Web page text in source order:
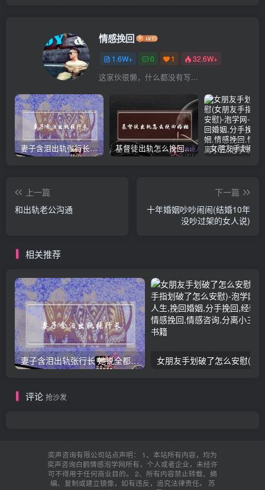
情感挽回
1.6W+ 0 1 32.6W+
这家伙很懒，什么都没有写...
妻子含泪出轨张行长 她说全都是因为家中 基督徒出轨怎么挽回婚姻(基督徒面对出轨婚姻)
上一篇
和出轨老公沟通
下一篇
十年婚姻吵吵闹闹(结婚10年
没吵过架的女人说)
相关推荐
妻子含泪出轨张行长 她说全都是因为家中
评论 抢沙发
奕声咨询有限公司站点声明： 1、本站所有内容，均为
奕声咨询白鹤情感泡学网所有，个人或者企业，未经许
可不得用于任何商业目的。 2、所有内容禁止转载、摘
编、复制或建立镜像，如有违反，追究法律责任。 苏